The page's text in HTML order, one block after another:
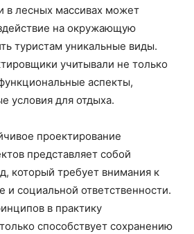
в лесных массивах может
на окружающую
туристам уникальные виды.
учитывали не только
аспекты,
условия для отдыха.
проектирование
представляет собой
который требует внимания к
и социальной ответственности.
в практику
способствует сохранению